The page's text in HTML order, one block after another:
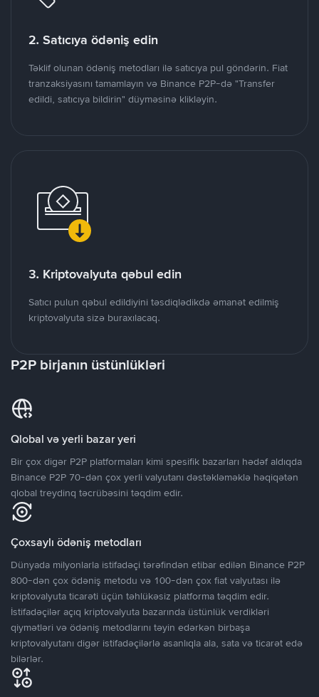
2. Satıcıya ödəniş edin
Təklif olunan ödəniş metodları ilə satıcıya pul göndərin. Fiat
tranzaksiyasını tamamlayın və Binance P2P-də "Transfer
edildi, satıcıya bildirin" düyməsinə klikləyin.
3. Kriptovalyuta qəbul edin
Satıcı pulun qəbul edildiyini təsdiqlədikdə əmanət edilmiş
kriptovalyuta sizə buraxılacaq.
P2P birjanın üstünlükləri
Qlobal və yerli bazar yeri
Bir çox digər P2P platformaları kimi spesifik bazarları hədəf aldıqda
Binance P2P 70-dən çox yerli valyutanı dəstəkləməklə həqiqətən
qlobal treydinq təcrübəsini təqdim edir.
Çoxsaylı ödəniş metodları
Dünyada milyonlarla istifadəçi tərəfindən etibar edilən Binance P2P
800-dən çox ödəniş metodu və 100-dən çox fiat valyutası ilə
kriptovalyuta ticarəti üçün təhlükəsiz platforma təqdim edir.
İstifadəçilər açıq kriptovalyuta bazarında üstünlük verdikləri
qiymətləri və ödəniş metodlarını təyin edərkən birbaşa
kriptovalyutanı digər istifadəçilərlə asanlıqla ala, sata və ticarət edə
bilərlər.